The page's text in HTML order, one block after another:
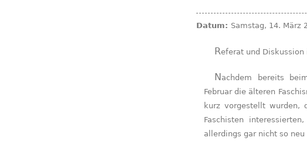
Datum: Samstag, 14. März
Referat und
Nachdem bereits beim ersten Teil der Veranstaltung im
Februar die älteren
kurz vorgestellt wurden,
Faschisten
allerdings gar nicht so neu